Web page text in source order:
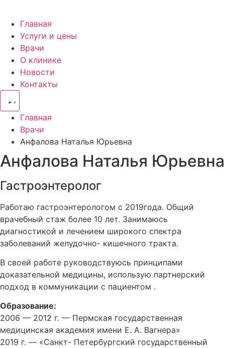
Главная
Услуги и цены
Врачи
О клинике
Новости
Контакты
Главная
Врачи
Анфалова Наталья Юрьевна
Анфалова Наталья Юрьевна
Гастроэнтеролог
Работаю гастроэнтерологом с 2019года. Общий
врачебный стаж более 10 лет. Занимаюсь
диагностикой и лечением широкого спектра
заболеваний желудочно- кишечного тракта.
В своей работе руководствуюсь принципами
доказательной медицины, использую партнерский
подход в коммуникации с пациентом .
Образование:
2006 — 2012 г. — Пермская государственная
медицинская академия имени Е. А. Вагнера»
2019 г. — «Санкт- Петербургский государственный